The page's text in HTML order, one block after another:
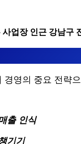
업장 인근 강남구
영의 중요 전략
출 인식
기기